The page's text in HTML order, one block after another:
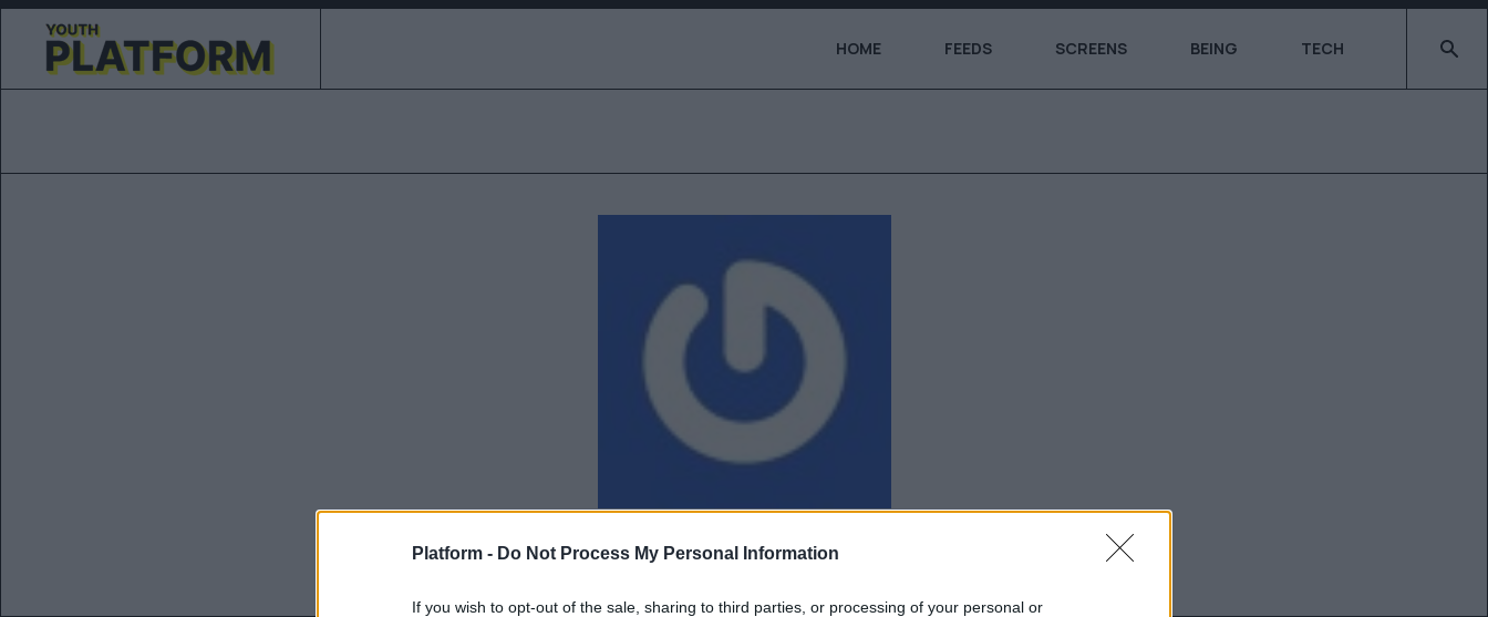
Platform - Do Not Process My Personal Information
If you wish to opt-out of the sale, sharing to third parties, or processing of your personal or
HOME FEEDS SCREENS BEING TECH Type
Ναταλία Πετρίτη